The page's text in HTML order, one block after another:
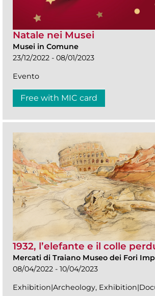
Natale nei Musei
Musei in Comune
23/12/2022 - 08/01/2023
Evento
Free with MIC card
1932, l’elefante e il colle
Mercati di Traiano Museo dei Fori
08/04/2022 - 10/04/2023
Exhibition|Archeology,